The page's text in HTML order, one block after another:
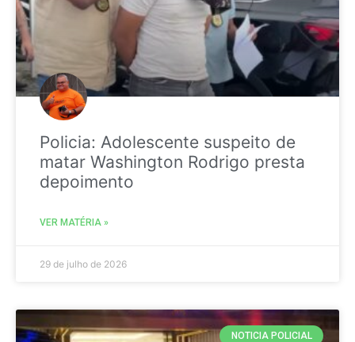
Policia: Adolescente suspeito de
matar Washington Rodrigo presta
depoimento
VER MATÉRIA »
29 de julho de 2026
NOTICIA POLICIAL